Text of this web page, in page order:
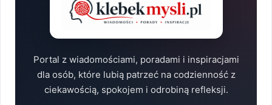
Portal z wiadomościami, poradami i inspiracjami
dla osób, które lubią patrzeć na codzienność z
ciekawością, spokojem i odrobiną refleksji.